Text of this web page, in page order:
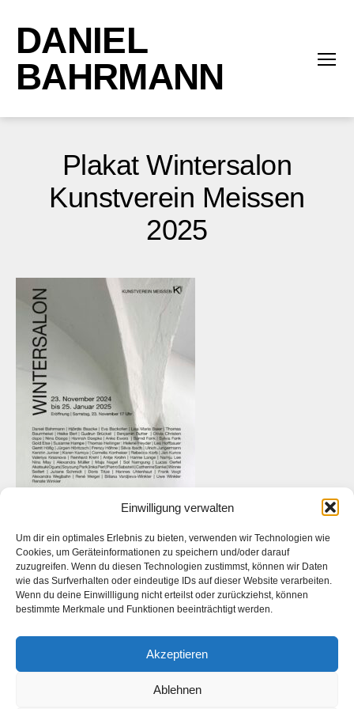
Einwilligung verwalten
Um dir ein optimales Erlebnis zu bieten, verwenden wir Technologien wie
Cookies, um Geräteinformationen zu speichern und/oder darauf
zuzugreifen. Wenn du diesen Technologien zustimmst, können wir Daten
wie das Surfverhalten oder eindeutige IDs auf dieser Website verarbeiten.
Wenn du deine Einwillligung nicht erteilst oder zurückziehst, können
bestimmte Merkmale und Funktionen beeinträchtigt werden.
Akzeptieren
Ablehnen
DANIEL
BAHRMANN
Plakat Wintersalon
Kunstverein Meissen
2025
Das ist die Webseite desKünstlers Daniel Bahrmann. Die
Webseite des
Fotografen Daniel Bahrmann finden Sie
FacebookInstagram